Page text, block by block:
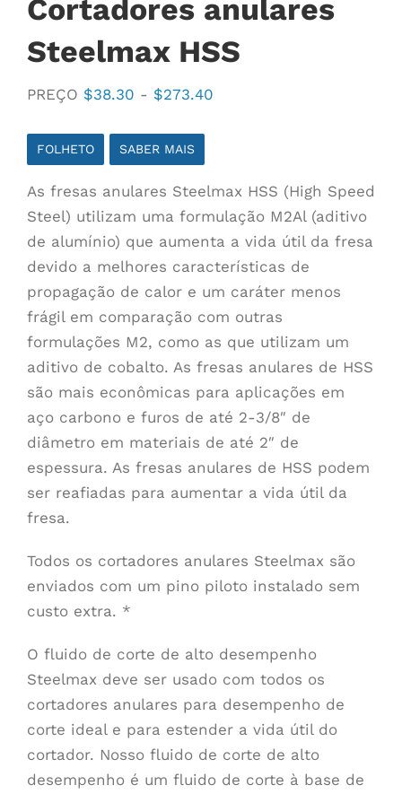
Cortadores anulares
Steelmax HSS
PREÇO $38.30 - $273.40
a
$273.40
FOLHETO SABER MAIS
As fresas anulares Steelmax HSS (High Speed
Steel) utilizam uma formulação M2Al (aditivo
de alumínio) que aumenta a vida útil da fresa
devido a melhores características de
propagação de calor e um caráter menos
frágil em comparação com outras
formulações M2, como as que utilizam um
aditivo de cobalto. As fresas anulares de HSS
são mais econômicas para aplicações em
aço carbono e furos de até 2-3/8″ de
diâmetro em materiais de até 2″ de
espessura. As fresas anulares de HSS podem
ser reafiadas para aumentar a vida útil da
fresa.
Todos os cortadores anulares Steelmax são
enviados com um pino piloto instalado sem
custo extra. *
O fluido de corte de alto desempenho
Steelmax deve ser usado com todos os
cortadores anulares para desempenho de
corte ideal e para estender a vida útil do
cortador. Nosso fluido de corte de alto
desempenho é um fluido de corte à base de